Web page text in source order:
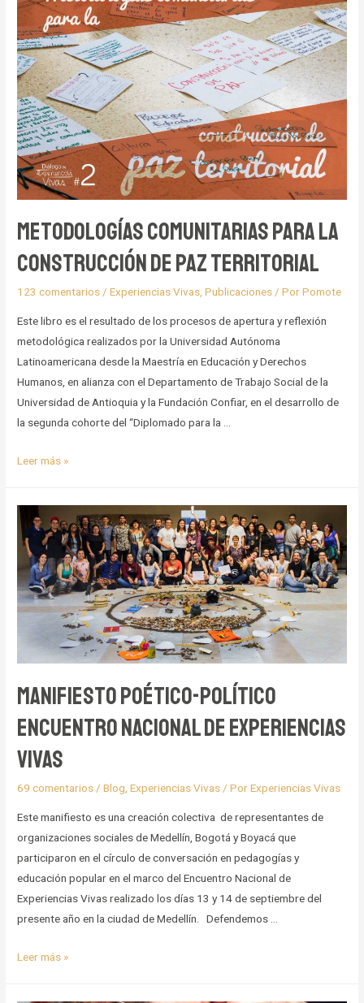
Experiencias
Metodologías Comunitarias para la
Construcción de Paz Territorial
123 comentarios/Experiencias Vivas,Publicaciones/ PorPomote
Este libro es el resultado de los procesos de apertura y reflexión
metodológica realizados por la Universidad Autónoma
Latinoamericana desde la Maestría en Educación y Derechos
Humanos, en alianza con el Departamento de Trabajo Social de la
Universidad de Antioquia y la Fundación Confiar, en el desarrollo de
la segunda cohorte del “Diplomado para la …
Metodologías
la
Construcción
de
Paz
Territorial
Leer más »
Manifiesto Poético-Político
Encuentro Nacional de Experiencias
Vivas
69 comentarios /Blog ,Experiencias Vivas / PorExperiencias Vivas
Este manifiesto es una creación colectiva de representantes de
organizaciones sociales de Medellín, Bogotá y Boyacá que
participaron en el círculo de conversación en pedagogías y
educación popular en el marco del Encuentro Nacional de
Experiencias Vivas realizado los días 13 y 14 de septiembre del
presente año en la ciudad de Medellín. Defendemos …
Manifiesto
Leer más »